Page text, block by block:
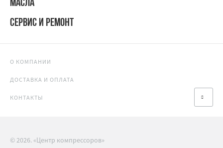
МАСЛА
СЕРВИС И РЕМОНТ
О КОМПАНИИ
ДОСТАВКА И ОПЛАТА
КОНТАКТЫ
© 2026. «Центр компрессоров»